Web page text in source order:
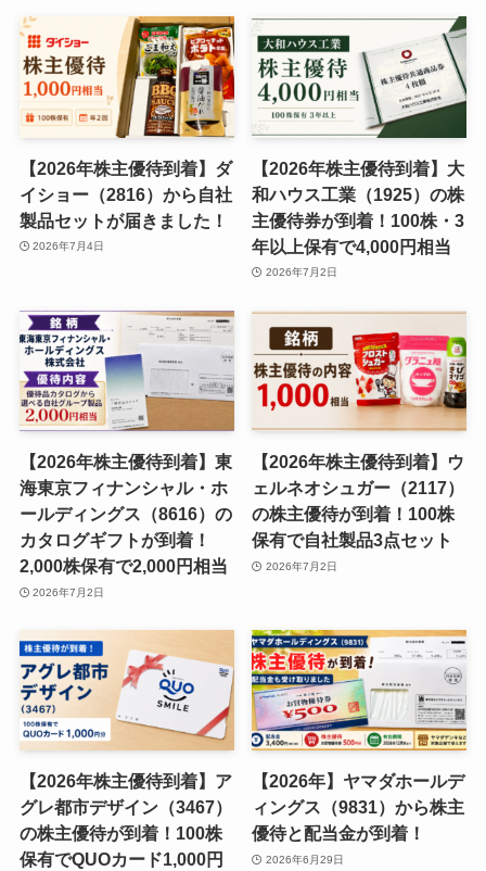
【2026年株主優待到着】ダ
イショー（2816）から自社
製品セットが届きました！
2026年7月4日
【2026年株主優待到着】大
和ハウス工業（1925）の株
主優待券が到着！100株・3
年以上保有で4,000円相当
2026年7月2日
【2026年株主優待到着】東
海東京フィナンシャル・ホ
ールディングス（8616）の
カタログギフトが到着！
2,000株保有で2,000円相当
2026年7月2日
【2026年株主優待到着】ウ
ェルネオシュガー（2117）
の株主優待が到着！100株
保有で自社製品3点セット
2026年7月2日
【2026年株主優待到着】ア
グレ都市デザイン（3467）
の株主優待が到着！100株
保有でQUOカード1,000円
【2026年】ヤマダホールデ
ィングス（9831）から株主
優待と配当金が到着！
2026年6月29日